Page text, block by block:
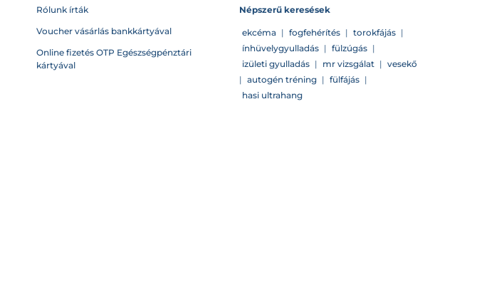
Rólunk írták
Voucher vásárlás bankkártyával
Online fizetés OTP Egészségpénztári
kártyával
Népszerű keresések
ekcéma | fogfehérítés | torokfájás |
ínhüvelygyulladás | fülzúgás |
izületi gyulladás | mr vizsgálat | vesekő
| autogén tréning | fülfájás |
hasi ultrahang